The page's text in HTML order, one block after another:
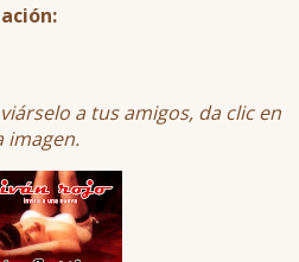
a tus amigos, da clic en
imagen.